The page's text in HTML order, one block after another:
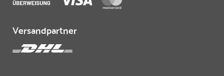
Versandpartner